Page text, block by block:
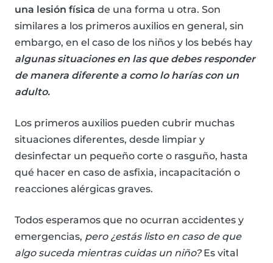
una lesión física de una forma u otra. Son
similares a los primeros auxilios en general, sin
embargo, en el caso de los niños y los bebés hay
algunas situaciones en las que debes responder
de manera diferente a como lo harías con un
adulto.
Los primeros auxilios pueden cubrir muchas
situaciones diferentes, desde limpiar y
desinfectar un pequeño corte o rasguño, hasta
qué hacer en caso de asfixia, incapacitación o
reacciones alérgicas graves.
Todos esperamos que no ocurran accidentes y
emergencias, pero ¿estás listo en caso de que
algo suceda mientras cuidas un niño?Es vital